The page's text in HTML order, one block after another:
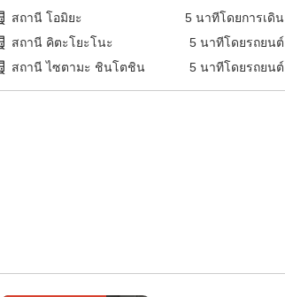
สถานี โอมิยะ 5นาทีโดยการเดิน
สถานี คิตะโยะโนะ
5นาทีโดยรถยนต์
สถานี ไซตามะ ชินโตชิน
5นาทีโดยรถยนต์